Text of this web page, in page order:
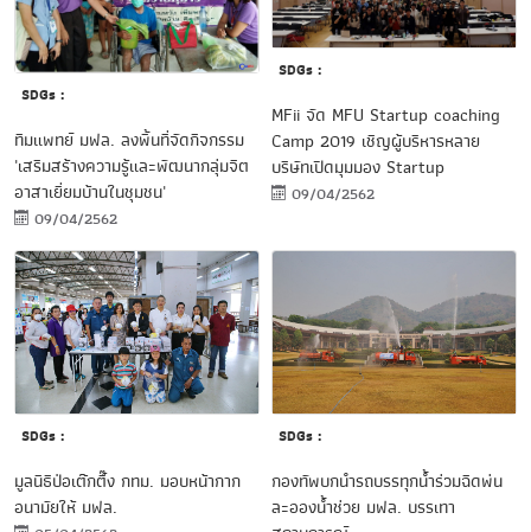
SDGs :
ทีมแพทย์ มฟล. ลงพื้นที่จัดกิจกรรม
'เสริมสร้างความรู้และพัฒนากลุ่มจิต
อาสาเยี่ยมบ้านในชุมชน'
09/04/2562
SDGs :
MFii จัด MFU Startup coaching
Camp 2019 เชิญผู้บริหารหลาย
บริษัทเปิดมุมมอง Startup
09/04/2562
SDGs :
มูลนิธิป่อเต๊กตึ๊ง กทม. มอบหน้ากาก
อนามัยให้ มฟล.
SDGs :
กองทัพบกนำรถบรรทุกน้ำร่วมฉีดพ่น
ละอองน้ำช่วย มฟล. บรรเทา